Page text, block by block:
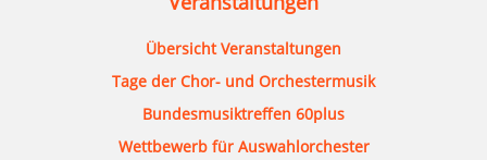
Übersicht Veranstaltungen
Tage der Chor- und Orchestermusik
Bundesmusiktreffen 60plus
Wettbewerb für Auswahlorchester